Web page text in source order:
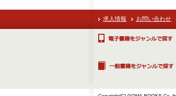
求人情報 お問い合わせ